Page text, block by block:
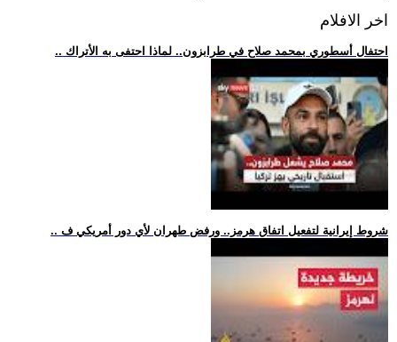
اخر الافلام
.. احتفال أسطوري بمحمد صلاح في طرابزون.. لماذا احتفى به الأتراك
.. شروط إيرانية لتفعيل اتفاق هرمز.. ورفض طهران لأي دور أمريكي ف